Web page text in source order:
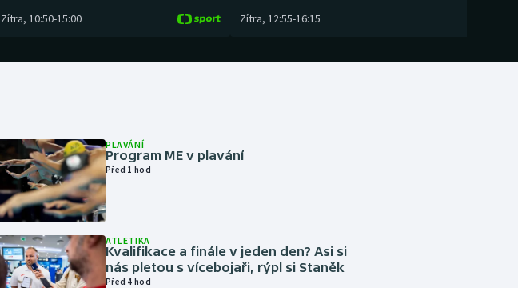
Zítra, 10:50-15:00 Zítra, 12:55-16:15
PLAVÁNÍ
Program ME v plavání
Před 1 hod
ATLETIKA
Kvalifikace a finále v jeden den? Asi si
nás pletou s vícebojaři, rýpl si Staněk
Před 4 hod